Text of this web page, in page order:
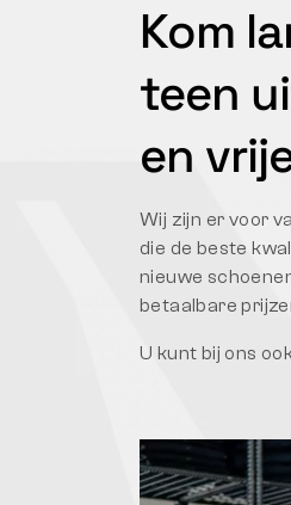
Kom
teen
en
Wij zijn er voor
die de beste
nieuwe
betaalbare
U kunt bij ons